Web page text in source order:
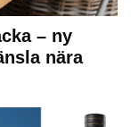
– ny
nära